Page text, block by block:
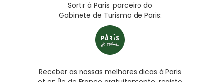
Sortir à Paris, parceiro do
Gabinete de Turismo de Paris:
Receber as nossas melhores dicas à Paris